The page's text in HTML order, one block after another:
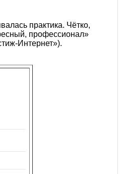
практика. Чётко,
профессионал»